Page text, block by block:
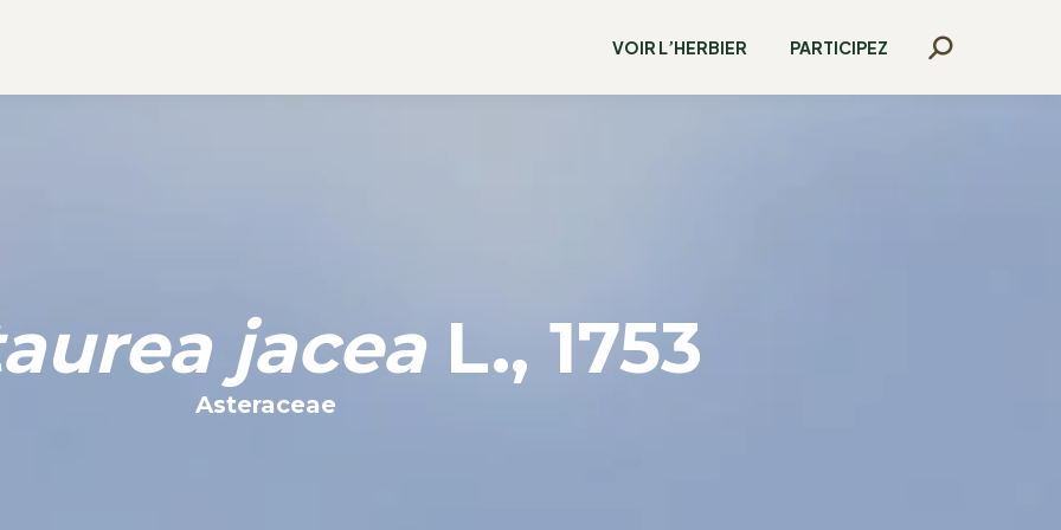
VOIR L’HERBIER PARTICIPEZ
Recherche
jaceaL., 1753
Asteraceae